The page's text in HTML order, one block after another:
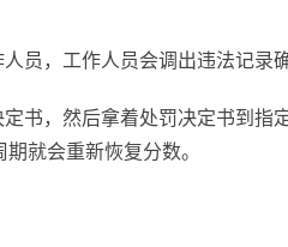
员，工作人员会调出违法记录确
书，然后拿着处罚决定书到指
就会重新恢复分数。